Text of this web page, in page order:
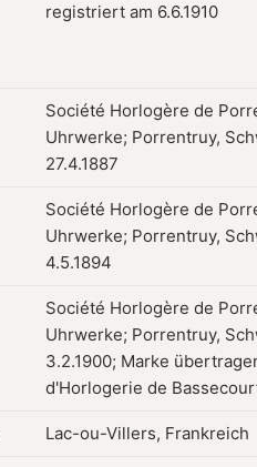
registriert am 6.6.1910
Société Horlogère de
Uhrwerke; Porrentruy,
27.4.1887
Société Horlogère de
Uhrwerke; Porrentruy,
4.5.1894
Société Horlogère de
Uhrwerke; Porrentruy,
3.2.1900; Marke
d'Horlogerie de
Lac-ou-Villers, Frankreich